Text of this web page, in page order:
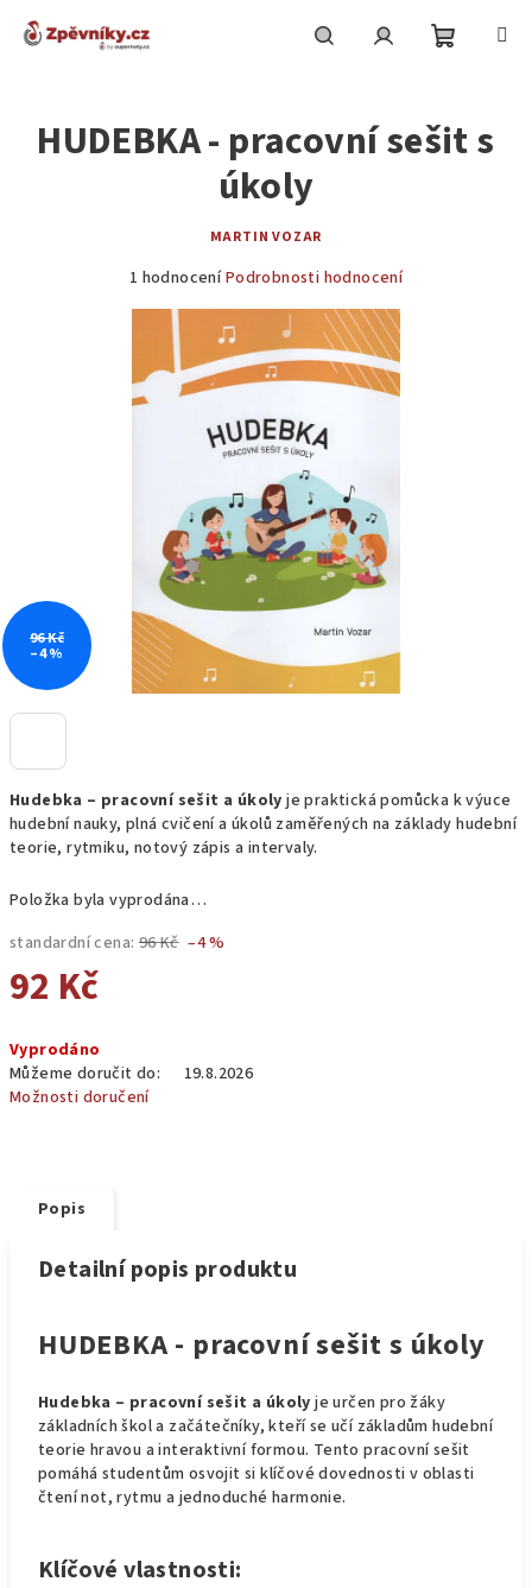
košík
Hudebka – pracovní sešit a úkoly je praktická pomůcka k výuce
hudební nauky, plná cvičení a úkolů zaměřených na základy hudební
teorie, rytmiku, notový zápis a intervaly.
Položka byla vyprodána…
standardní cena: 96 Kč –4 %
92 Kč
cena:
Vyprodáno
Můžeme doručit do:
19.8.2026
Možnosti doručení
HUDEBKA - pracovní sešit s
úkoly
MARTIN VOZAR
Průměrné
produktu
5,0
z
hvězdiček.
1 hodnoceníPodrobnosti hodnocení
96 Kč
–4 %
Popis
Detailní popis produktu
HUDEBKA - pracovní sešit s úkoly
Hudebka – pracovní sešit a úkoly je určen pro žáky
základních škol a začátečníky, kteří se učí základům hudební
teorie hravou a interaktivní formou. Tento pracovní sešit
pomáhá studentům osvojit si klíčové dovednosti v oblasti
čtení not, rytmu a jednoduché harmonie.
Klíčové vlastnosti: